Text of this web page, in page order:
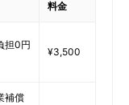
料金
担0円
¥3,500
補償